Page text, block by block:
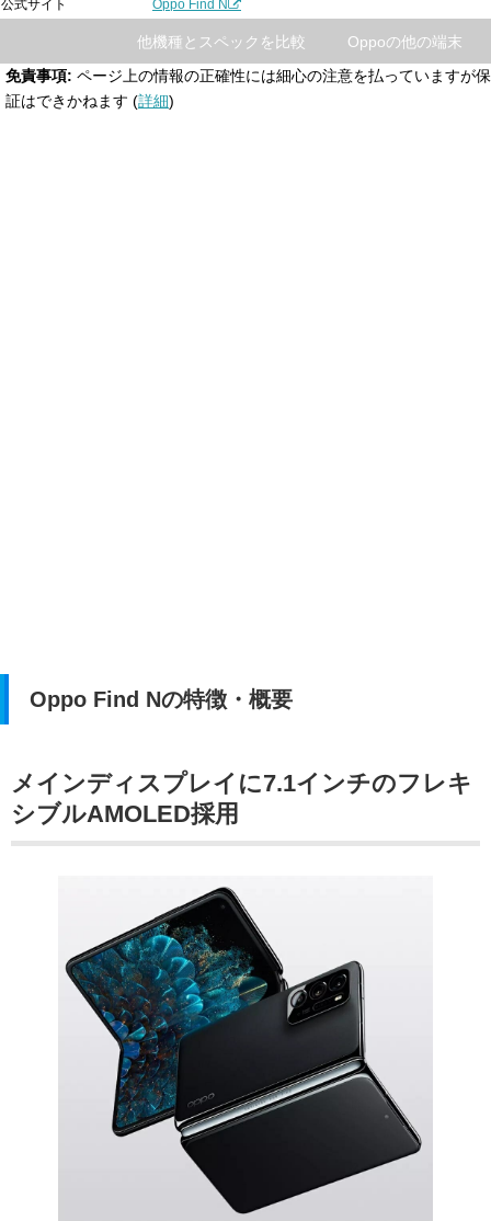
公式サイト Oppo Find N
Oppoの他の端末
他機種とスペックを比較
免責事項: ページ上の情報の正確性には細心の注意を払っていますが保
証はできかねます (詳細)
Oppo Find Nの特徴・概要
メインディスプレイに7.1インチのフレキ
シブルAMOLED採用